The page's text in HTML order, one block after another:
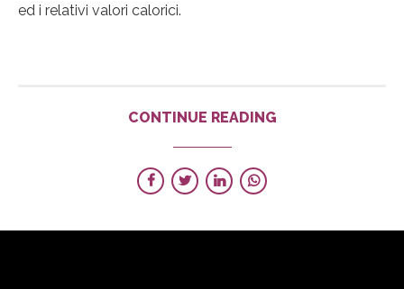
ed i relativi valori calorici.
CONTINUE READING